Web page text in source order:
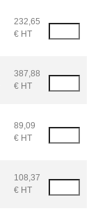
232,65
€ HT
387,88
€ HT
89,09
€ HT
108,37
€ HT